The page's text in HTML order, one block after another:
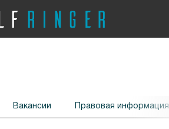
Вакансии Правовая информация